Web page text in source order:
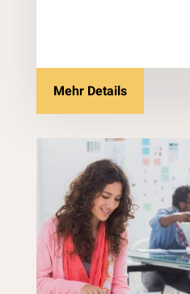
Mehr Details